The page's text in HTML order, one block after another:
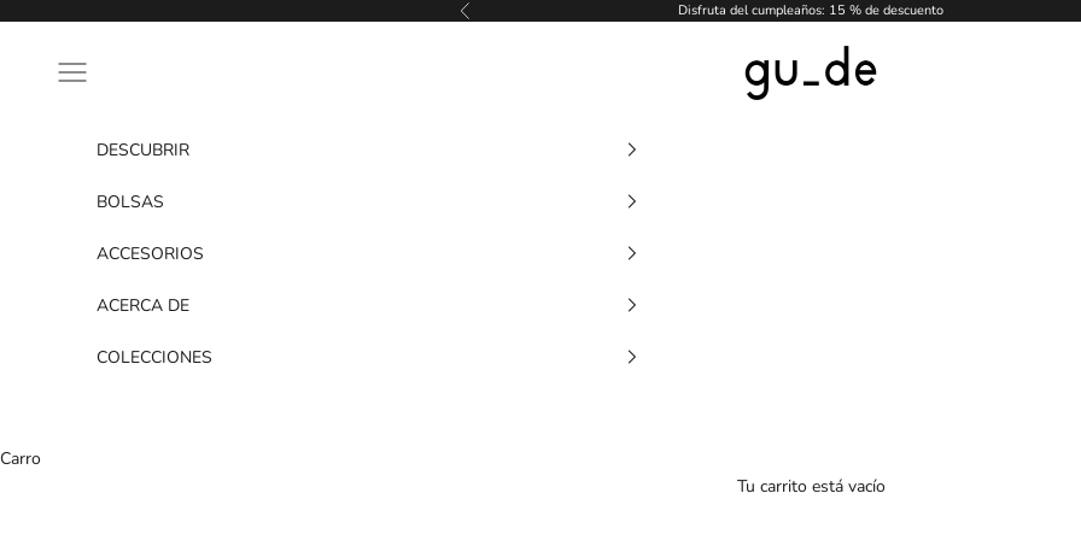
Anterior Disfruta del cumpleaños: 15 % de descuento
gu_de
Menú de navegación
DESCUBRIR
BOLSAS
ACCESORIOS
ACERCA DE
COLECCIONES
Carro
Tu carrito está vacío